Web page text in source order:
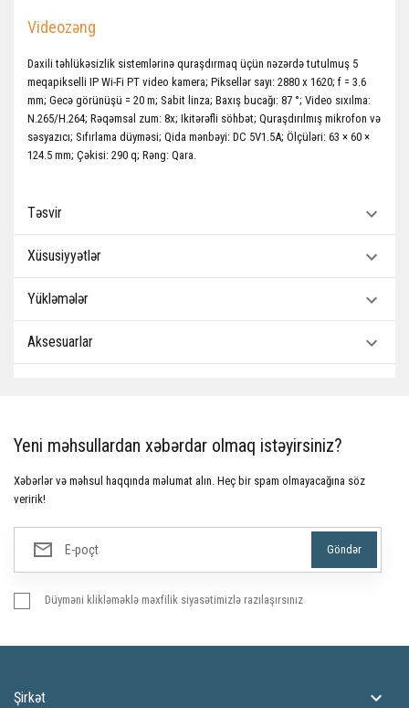
Videozəng
Daxili təhlükəsizlik sistemlərinə quraşdırmaq üçün nəzərdə tutulmuş 5
meqapikselli IP Wi-Fi PT video kamera; Piksellər sayı: 2880 x 1620; f = 3.6
mm; Gecə görünüşü = 20 m; Sabit linza; Baxış bucağı: 87 °; Video sıxılma:
N.265/H.264; Rəqəmsal zum: 8x; Ikitərəfli söhbət; Quraşdırılmış mikrofon və
səsyazıcı; Sıfırlama düyməsi; Qida mənbəyi: DC 5V1.5A; Ölçüləri: 63 × 60 ×
124.5 mm; Çəkisi: 290 q; Rəng: Qara.
Təsvir
Xüsusiyyətlər
Yükləmələr
Aksesuarlar
Yeni məhsullardan xəbərdar olmaq istəyirsiniz?
Xəbərlər və məhsul haqqında məlumat alın. Heç bir spam olmayacağına söz
veririk!
Düyməni klikləməklə məxfilik siyasətimizlə razılaşırsınız
Şirkət